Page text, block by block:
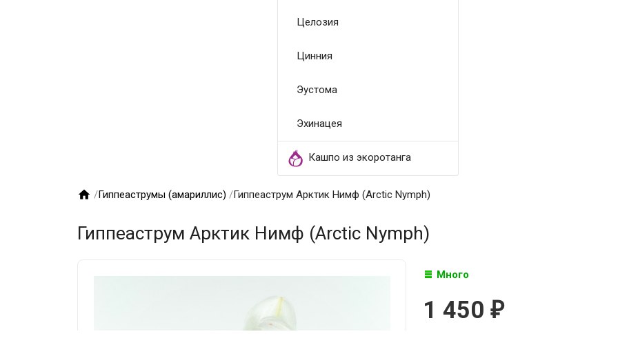
Целозия
Цинния
Эустома
Эхинацея
Кашпо из экоротанга
 /Гиппеаструмы (амариллис) /Гиппеаструм Арктик Нимф (Arctic Nymph)
Гиппеаструм Арктик Нимф (Arctic Nymph)
Много
1 450 ₽